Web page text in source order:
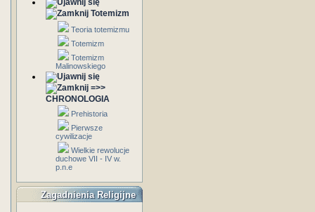
Totemizm
Teoria totemizmu
Totemizm
Totemizm
Malinowskiego
=>>
CHRONOLOGIA
Prehistoria
Pierwsze
cywilizacje
Wielkie rewolucje
duchowe VII - IV w.
p.n.e
Zagadnienia Religijne